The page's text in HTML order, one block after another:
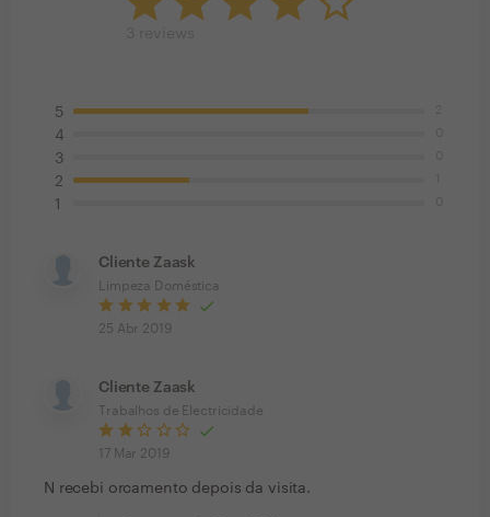
5
4
3
2
1
Cliente Zaask
Limpeza Doméstica
25 Abr 2019
Cliente Zaask
Trabalhos de Electricidade
17 Mar 2019
N recebi orcamento depois da visita.